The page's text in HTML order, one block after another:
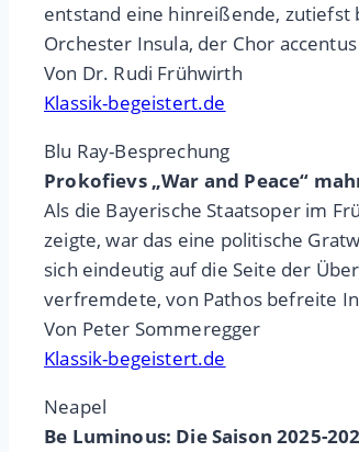
entstand eine hinreißende, zutiefst
Orchester Insula, der Chor
Von Dr. Rudi Frühwirth
Klassik-begeistert.de
Blu Ray-Besprechung
Prokofievs „War and Peace“
Als die Bayerische Staatsoper im
zeigte, war das eine politische
sich eindeutig auf die Seite der
verfremdete, von Pathos befreite
Von Peter Sommeregger
Klassik-begeistert.de
Neapel
Be Luminous: Die Saison 2025-